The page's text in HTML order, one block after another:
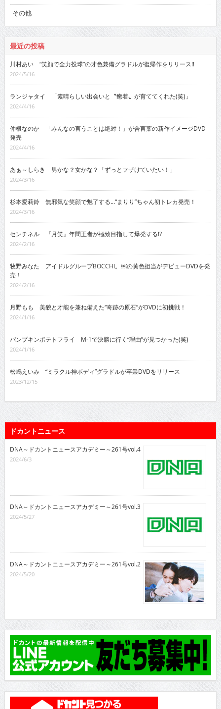
その他
最近の投稿
川村あい “笑顔で全力投球”の才色兼備グラドルが復帰作をリリース!!
2024/5/16
ランジャタイ 「素晴らしい出会いと〝癒着〟が育ててくれた(笑)」
2024/4/16
仲根なのか 「みんなの言うことは絶対！」が合言葉の新作イメージDVD
発売
2024/4/16
あぁ～しらき 男かな？女かな？「ずっとフザけていたい！」
2024/3/16
杉本愛莉鈴 無邪気な笑顔で魅了する…“まりり”ちゃん初トレカ発売！
2024/3/16
センチネル 『月笑』年間王者が極致目指して爆発する!?
2024/2/16
牧野みなた アイドルグループBOCCHI。￼の黄色担当がデビューDVDを発
売！
2024/2/16
月野もも 美貌と才能を兼ね備えた“奇跡の原石”がDVDに初挑戦！
2024/1/16
パンプキンポテトフライ M-1で決勝に行く“理由”が見つかった(笑)
2024/1/16
松嶋えいみ “ミラクル神ボディ”グラドルが卒業DVDをリリース
2023/12/15
ドカントニュース
DNA～ドカントニュースアカデミー～261号vol.4
2024/6/3
DNA～ドカントニュースアカデミー～261号vol.3
2024/5/27
DNA～ドカントニュースアカデミー～261号vol.2
2024/5/20